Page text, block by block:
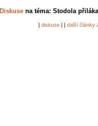
Diskusena téma: Stodola
| diskuse| | další články